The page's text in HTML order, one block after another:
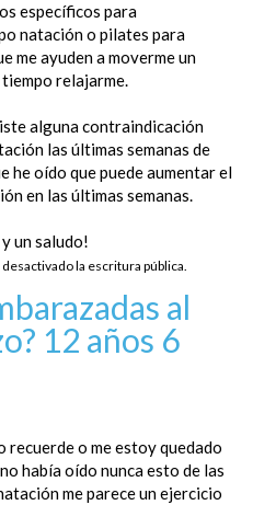
específicos para
natación o pilates para
me ayuden a moverme un
relajarme.
alguna contraindicación
las últimas semanas de
he oído que puede aumentar el
en las últimas semanas.
un saludo!
la escritura pública.
al
12 años 6
recuerde o me estoy quedado
había oído nunca esto de las
me parece un ejercicio